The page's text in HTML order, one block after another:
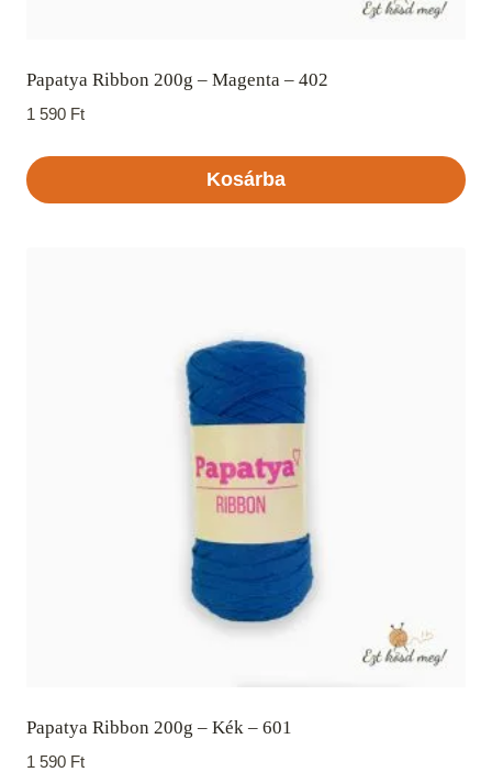
Papatya Ribbon 200g – Magenta – 402
1 590 Ft
Kosárba
Papatya Ribbon 200g – Kék – 601
1 590 Ft